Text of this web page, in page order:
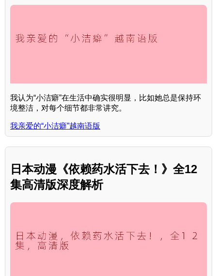
我认为“小洁癖”在生活中确实很明显，比如她总是保持环
境整洁，对每个细节都非常讲究。
我亲爱的“小洁癖”越南语版
日本动漫《依赖药水活下去！》全12
集高清版深度解析